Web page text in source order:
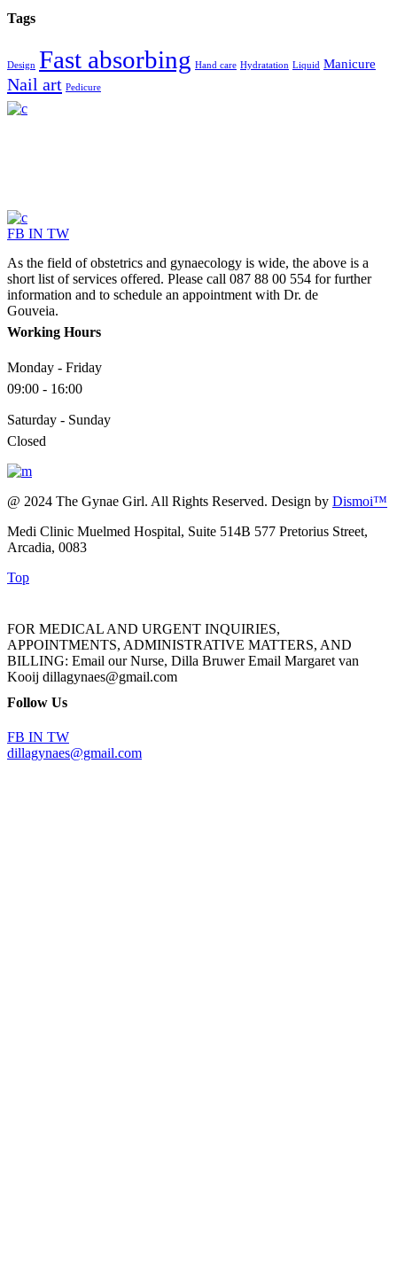
Tags
Design Fast absorbing Hand care Hydratation Liquid Manicure
Nail art Pedicure
FB IN TW
As the field of obstetrics and gynaecology is wide, the above is a
short list of services offered. Please call 087 88 00 554 for further
information and to schedule an appointment with Dr. de
Gouveia.
Working Hours
Monday - Friday
09:00 - 16:00
Saturday - Sunday
Closed
@ 2024 The Gynae Girl. All Rights Reserved. Design by Dismoi™
Medi Clinic Muelmed Hospital, Suite 514B 577 Pretorius Street,
Arcadia, 0083
Top
FOR MEDICAL AND URGENT INQUIRIES,
APPOINTMENTS, ADMINISTRATIVE MATTERS, AND
BILLING: Email our Nurse, Dilla Bruwer Email Margaret van
Kooij dillagynaes@gmail.com
Follow Us
FB IN TW
dillagynaes@gmail.com